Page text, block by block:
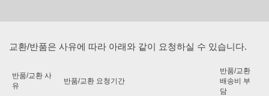
교환/반품은 사유에 따라 아래와 같이 요청하실 수 있습니다.
반품/교환 사
유
반품/교환 요청기간
반품/교환
배송비 부
담